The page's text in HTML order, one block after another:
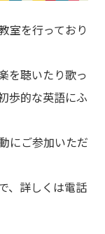
室を行っており
を聴いたり歌っ
歩的な英語にふ
にご参加いただ
、詳しくは電話